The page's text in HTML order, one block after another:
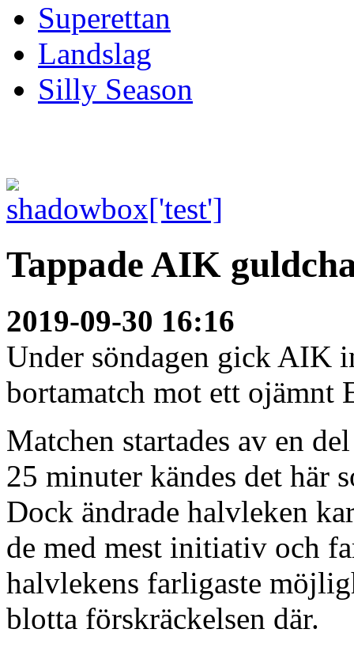
Superettan
Landslag
Silly Season
Tappade AIK
2019-09-30 16:16
Under söndagen gick AIK
bortamatch mot ett ojämnt
Matchen startades av en
25 minuter kändes det här
Dock ändrade halvleken
de med mest initiativ och
halvlekens farligaste
blotta förskräckelsen där.